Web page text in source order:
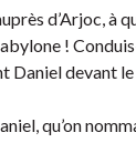
d’Arjoc, à
!
devant le
qu’on